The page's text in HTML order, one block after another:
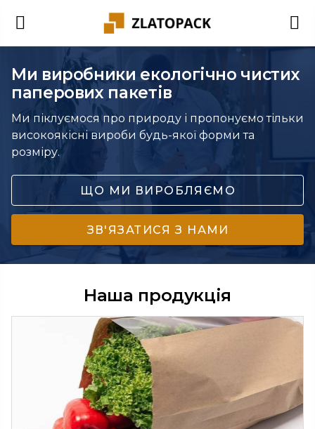
Ми виробники екологічно чистих
паперових пакетів
Ми піклуємося про природу і пропонуємо тільки
високоякісні вироби будь-якої форми та
розміру.
ЩО МИ ВИРОБЛЯЄМО
ЗВ'ЯЗАТИСЯ З НАМИ
Наша продукція